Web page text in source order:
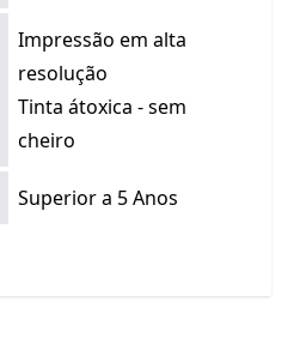
Impressão em alta
resolução
Tinta átoxica - sem
cheiro
Superior a 5 Anos